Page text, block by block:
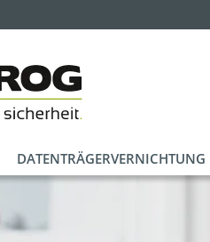
DATENTRÄGERVERNICHTUNG